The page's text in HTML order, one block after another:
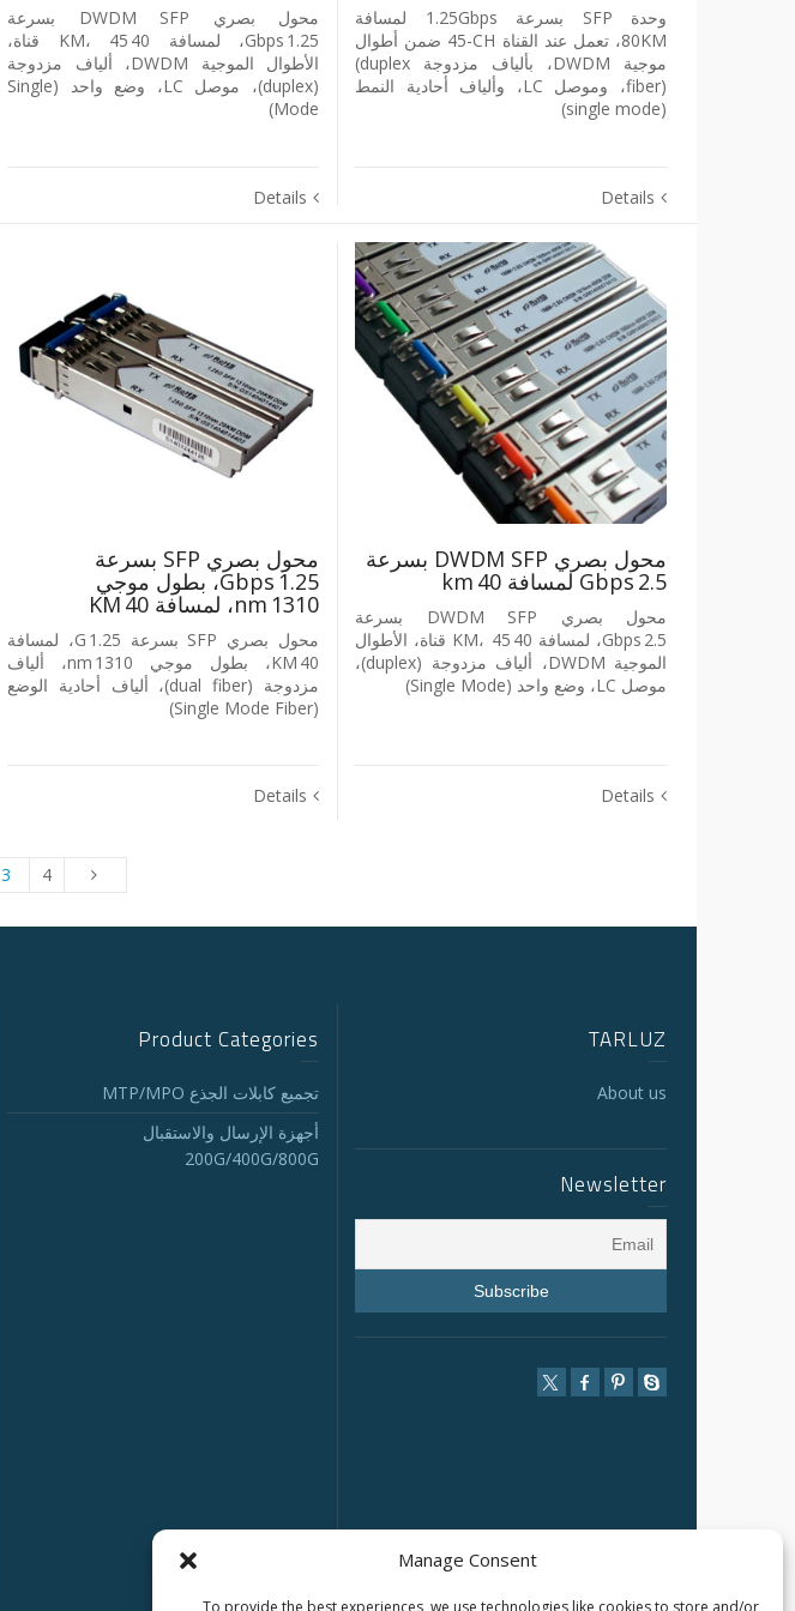
Manage Consent
To provide the best experiences, we use technologies like cookies to store and/or
وحدة ‎SFP‎ بسرعة ‎1.25Gbps‎ لمسافة
‎80KM‎، تعمل عند القناة ‎45-CH‎ ضمن أطوال
موجية ‎DWDM‎، بألياف مزدوجة ‎(duplex
fiber)‎، وموصل ‎LC‎، وألياف أحادية النمط
‎(single mode)‎
Details
محول بصري DWDM SFP بسرعة
1.25 Gbps، لمسافة 40 KM، 45 قناة،
الأطوال الموجية DWDM، ألياف مزدوجة
(duplex)، موصل LC، وضع واحد (Single
Mode)
Details
محول بصري DWDM SFP بسرعة
2.5 Gbps لمسافة 40 km
محول بصري DWDM SFP بسرعة
2.5 Gbps، لمسافة 40 KM، 45 قناة، الأطوال
الموجية DWDM، ألياف مزدوجة (duplex)،
موصل LC، وضع واحد (Single Mode)
Details
محول بصري SFP بسرعة
1.25 Gbps، بطول موجي
1310 nm، لمسافة 40 KM
محول بصري SFP بسرعة 1.25 G، لمسافة
40 KM، بطول موجي 1310 nm، ألياف
مزدوجة (dual fiber)، ألياف أحادية الوضع
(Single Mode Fiber)
Details
3 4
TARLUZ
About us
Newsletter
Product Categories
تجميع كابلات الجذع MTP/MPO
أجهزة الإرسال والاستقبال
200G/400G/800G